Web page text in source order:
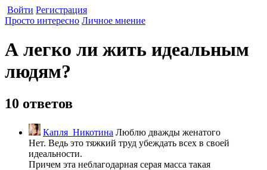
Войти Регистрация
Просто интересно Личное мнение
А легко ли жить идеальным
людям?
10 ответов
Капля_Никотина Люблю дважды женатого
Нет. Ведь это тяжкий труд убеждать всех в своей
идеальности.
Причем эта неблагодарная серая масса такая